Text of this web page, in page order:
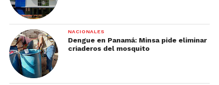
NACIONALES
Dengue en Panamá: Minsa pide eliminar
criaderos del mosquito